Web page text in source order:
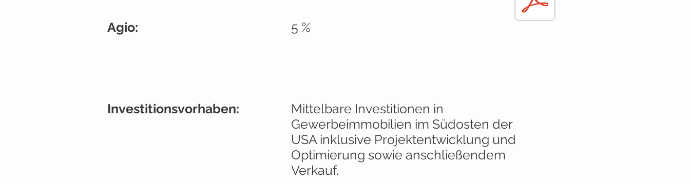
Agio:
Investitionsvorhaben:
5 %
Mittelbare Investitionen in
Gewerbeimmobilien im Südosten der
USA inklusive Projektentwicklung und
Optimierung sowie anschließendem
Verkauf.